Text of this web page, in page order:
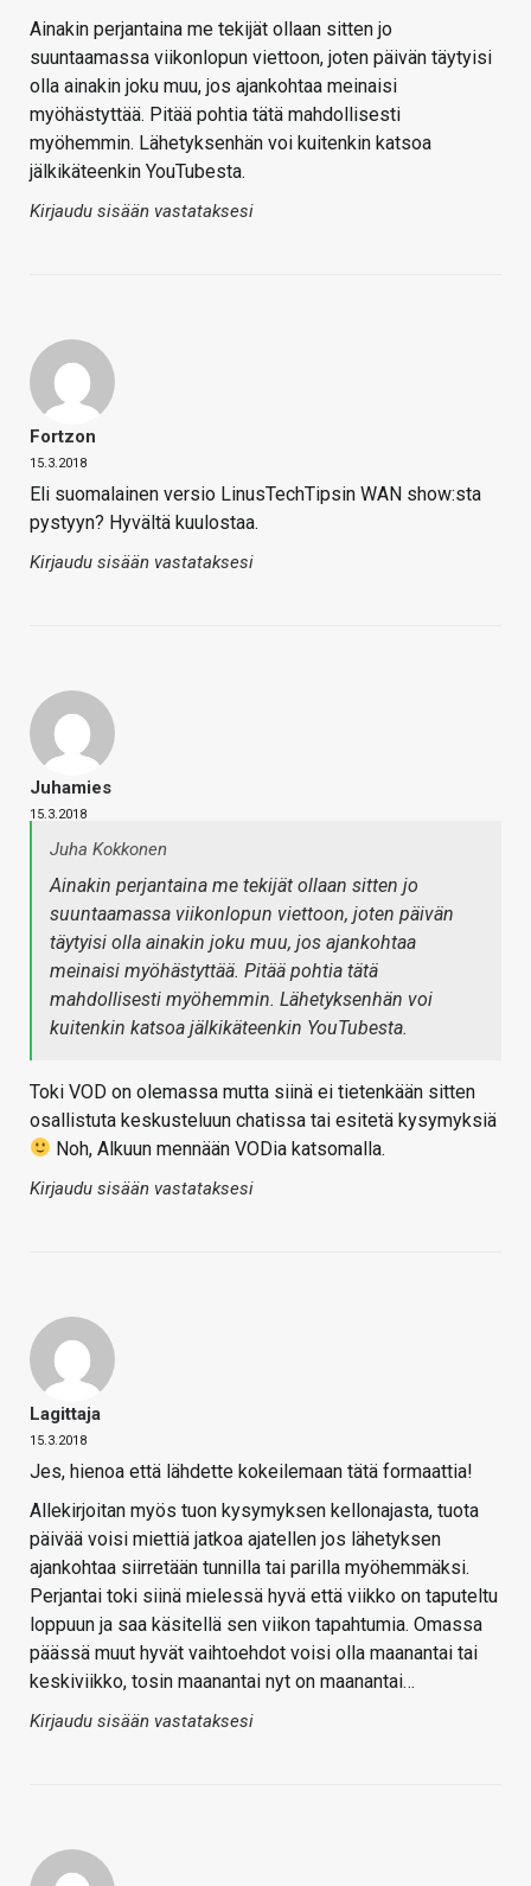
Ainakin perjantaina me tekijät ollaan sitten jo
suuntaamassa viikonlopun viettoon, joten päivän täytyisi
olla ainakin joku muu, jos ajankohtaa meinaisi
myöhästyttää. Pitää pohtia tätä mahdollisesti
myöhemmin. Lähetyksenhän voi kuitenkin katsoa
jälkikäteenkin YouTubesta.
Kirjaudu sisään vastataksesi
Fortzon
15.3.2018
Eli suomalainen versio LinusTechTipsin WAN show:sta
pystyyn? Hyvältä kuulostaa.
Kirjaudu sisään vastataksesi
Juhamies
15.3.2018
Juha Kokkonen
Ainakin perjantaina me tekijät ollaan sitten jo
suuntaamassa viikonlopun viettoon, joten päivän
täytyisi olla ainakin joku muu, jos ajankohtaa
meinaisi myöhästyttää. Pitää pohtia tätä
mahdollisesti myöhemmin. Lähetyksenhän voi
kuitenkin katsoa jälkikäteenkin YouTubesta.
Toki VOD on olemassa mutta siinä ei tietenkään sitten
osallistuta keskusteluun chatissa tai esitetä kysymyksiä
Noh, Alkuun mennään VODia katsomalla.
Kirjaudu sisään vastataksesi
Lagittaja
15.3.2018
Jes, hienoa että lähdette kokeilemaan tätä formaattia!
Allekirjoitan myös tuon kysymyksen kellonajasta, tuota
päivää voisi miettiä jatkoa ajatellen jos lähetyksen
ajankohtaa siirretään tunnilla tai parilla myöhemmäksi.
Perjantai toki siinä mielessä hyvä että viikko on taputeltu
loppuun ja saa käsitellä sen viikon tapahtumia. Omassa
päässä muut hyvät vaihtoehdot voisi olla maanantai tai
keskiviikko, tosin maanantai nyt on maanantai…
Kirjaudu sisään vastataksesi